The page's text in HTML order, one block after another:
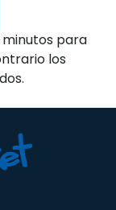
minutos para
los